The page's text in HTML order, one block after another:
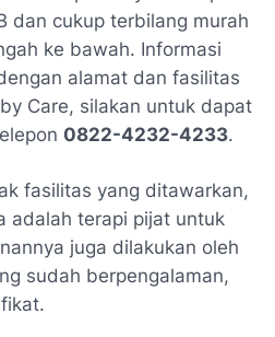
dan cukup terbilang murah
ke bawah. Informasi
alamat dan fasilitas
Care, silakan untuk dapat
0822-4232-4233.
fasilitas yang ditawarkan,
adalah terapi pijat untuk
juga dilakukan oleh
sudah berpengalaman,